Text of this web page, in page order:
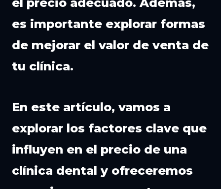
es importante explorar formas
de mejorar el valor de venta de
tu clínica.
En este artículo, vamos a
explorar los factores clave que
influyen en el precio de una
clínica dental y ofreceremos